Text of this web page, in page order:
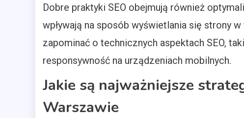
Dobre praktyki SEO obejmują również
wpływają na sposób wyświetlania się strony
zapominać o technicznych aspektach SEO,
responsywność na urządzeniach mobilnych.
Jakie są najważniejsze
Warszawie